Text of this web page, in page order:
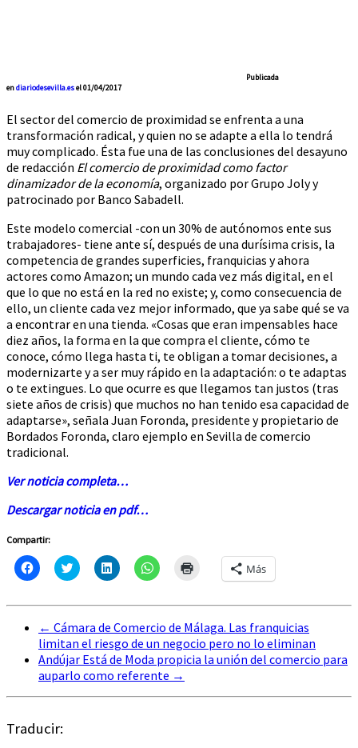
Publicada
endiariodesevilla.esel 01/04/2017
El sector del comercio de proximidad se enfrenta a una
transformación radical, y quien no se adapte a ella lo tendrá
muy complicado. Ésta fue una de las conclusiones del desayuno
de redacción El comercio de proximidad como factor
dinamizador de la economía, organizado por Grupo Joly y
patrocinado por Banco Sabadell.
Este modelo comercial -con un 30% de autónomos ente sus
trabajadores- tiene ante sí, después de una durísima crisis, la
competencia de grandes superficies, franquicias y ahora
actores como Amazon; un mundo cada vez más digital, en el
que lo que no está en la red no existe; y, como consecuencia de
ello, un cliente cada vez mejor informado, que ya sabe qué se va
a encontrar en una tienda. «Cosas que eran impensables hace
diez años, la forma en la que compra el cliente, cómo te
conoce, cómo llega hasta ti, te obligan a tomar decisiones, a
modernizarte y a ser muy rápido en la adaptación: o te adaptas
o te extingues. Lo que ocurre es que llegamos tan justos (tras
siete años de crisis) que muchos no han tenido esa capacidad de
adaptarse», señala Juan Foronda, presidente y propietario de
Bordados Foronda, claro ejemplo en Sevilla de comercio
tradicional.
Ver noticia completa…
Descargar noticia en pdf…
Compartir:
Haz
clic
en
(Se
abre
en
una
ventana
nueva)
Click
to
Twitter
abre
en
una
ventana
nueva)
Haz
clic
en
(Se
abre
en
una
ventana
nueva)
Haz
clic
en
(Se
abre
en
una
ventana
nueva)
(Se
en
una
ventana
nueva)
Más
← Cámara de Comercio de Málaga. Las franquicias
limitan el riesgo de un negocio pero no lo eliminan
Andújar Está de Moda propicia la unión del comercio para
auparlo como referente →
Traducir: